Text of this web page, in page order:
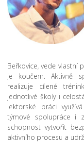
Beřkovice, vede vlastní
je koučem. Aktivně
realizuje cílené
jednotlivé školy i
lektorské práci
týmové spolupráce i
schopnost vytvořit
aktivního procesu a